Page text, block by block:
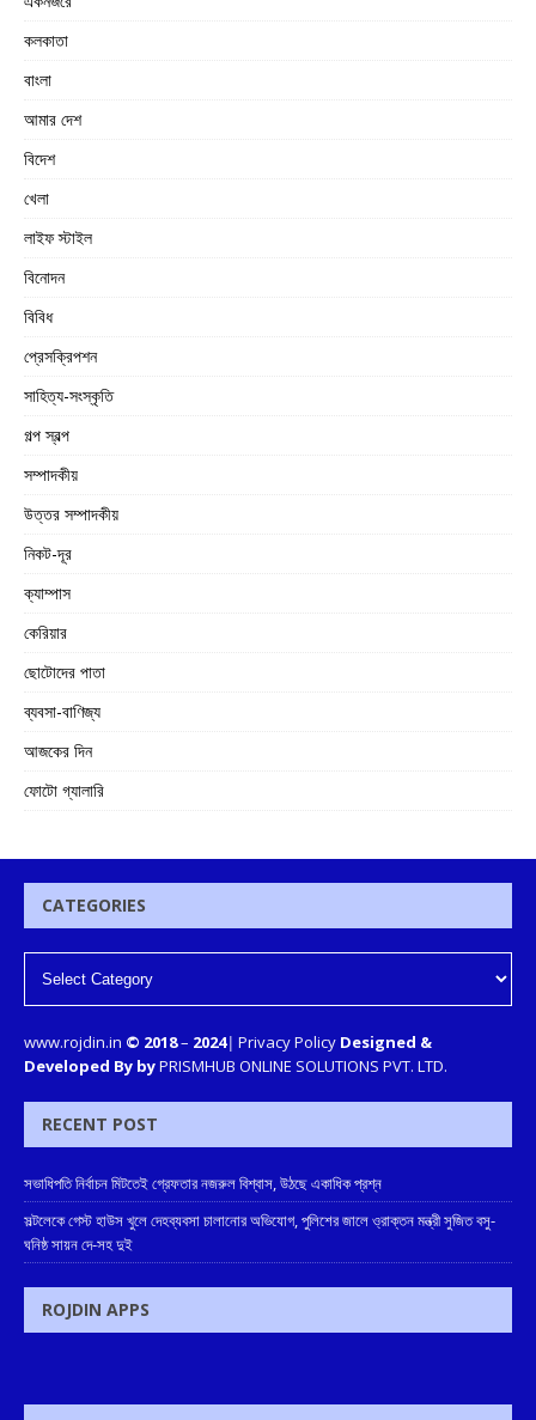
কলকাতা
বাংলা
আমার দেশ
বিদেশ
খেলা
লাইফ স্টাইল
বিনোদন
বিবিধ
প্রেসক্রিপশন
সাহিত্য-সংস্কৃতি
গল্প স্বল্প
সম্পাদকীয়
উত্তর সম্পাদকীয়
নিকট-দূর
ক্যাম্পাস
কেরিয়ার
ছোটোদের পাতা
ব্যবসা-বাণিজ্য
আজকের দিন
ফোটো গ্যালারি
CATEGORIES
www.rojdin.in © 2018– 2024| Privacy Policy Designed &
Developed By byPRISMHUB ONLINE SOLUTIONS PVT. LTD.
RECENT POST
সভাধিপতি নির্বাচন মিটতেই গ্রেফতার নজরুল বিশ্বাস, উঠছে একাধিক প্রশ্ন
সল্টলেকে গেস্ট হাউস খুলে দেহব্যবসা চালানোর অভিযোগ, পুলিশের জালে ও্রাক্তন মন্ত্রী সুজিত বসু-
ঘনিষ্ঠ সায়ন দে-সহ দুই
ROJDIN APPS